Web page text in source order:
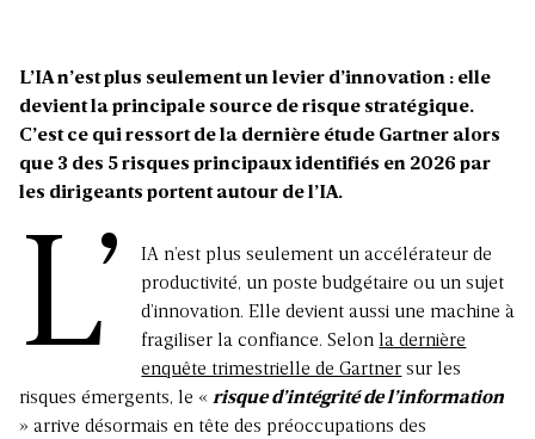
L’IA n’est plus seulement un levier d’innovation : elle
devient la principale source de risque stratégique.
C’est ce qui ressort de la dernière étude Gartner alors
que 3 des 5 risques principaux identifiés en 2026 par
les dirigeants portent autour de l’IA.
L’
IA n’est plus seulement un accélérateur de
productivité, un poste budgétaire ou un sujet
d’innovation. Elle devient aussi une machine à
fragiliser la confiance. Selon la dernière
enquête trimestrielle de Gartner sur les
risques émergents, le « risque d’intégrité de l’information
» arrive désormais en tête des préoccupations des